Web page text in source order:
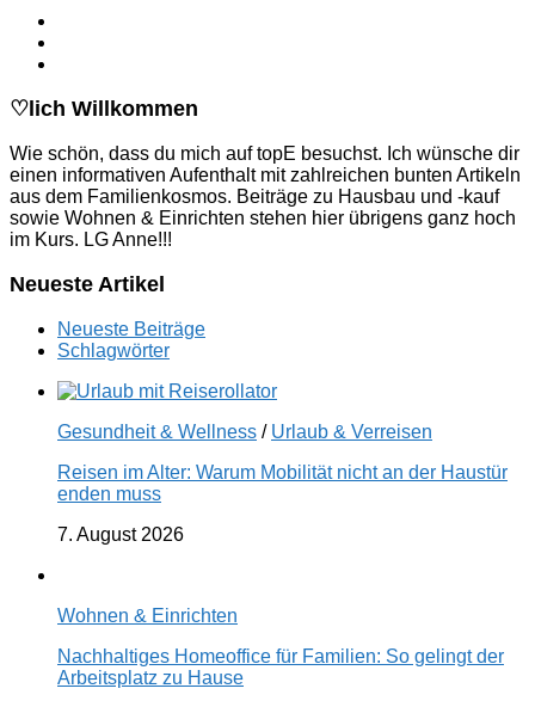
♡lich Willkommen
Wie schön, dass du mich auf topE besuchst. Ich wünsche dir
einen informativen Aufenthalt mit zahlreichen bunten Artikeln
aus dem Familienkosmos. Beiträge zu Hausbau und -kauf
sowie Wohnen & Einrichten stehen hier übrigens ganz hoch
im Kurs. LG Anne!!!
Neueste Artikel
Neueste Beiträge
Schlagwörter
Gesundheit & Wellness / Urlaub & Verreisen
Reisen im Alter: Warum Mobilität nicht an der Haustür
enden muss
7. August 2026
Wohnen & Einrichten
Nachhaltiges Homeoffice für Familien: So gelingt der
Arbeitsplatz zu Hause